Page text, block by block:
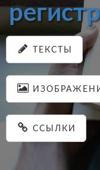
ТЕКСТЫ
ССЫЛКИ